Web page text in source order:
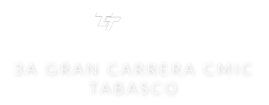
3A GRAN CARRERA CMIC